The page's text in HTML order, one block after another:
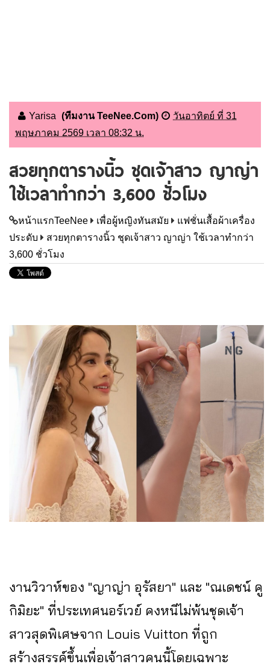
Yarisa (ทีมงาน TeeNee.Com)
วันอาทิตย์ ที่ 31
พฤษภาคม 2569 เวลา 08:32 น.
สวยทุกตารางนิ้ว ชุดเจ้าสาว ญาญ่า
ใช้เวลาทำกว่า 3,600 ชั่วโมง
หน้าแรกTeeNee เพื่อผู้หญิงทันสมัย
แฟชั่นเสื้อผ้าเครื่อง
ประดับ
สวยทุกตารางนิ้ว ชุดเจ้าสาว ญาญ่า ใช้เวลาทำกว่า
3,600 ชั่วโมง
งานวิวาห์ของ "ญาญ่า อุรัสยา" และ "ณเดชน์ คู
กิมิยะ" ที่ประเทศนอร์เวย์ คงหนีไม่พ้นชุดเจ้า
สาวสุดพิเศษจาก Louis Vuitton ที่ถูก
สร้างสรรค์ขึ้นเพื่อเจ้าสาวคนนี้โดยเฉพาะ